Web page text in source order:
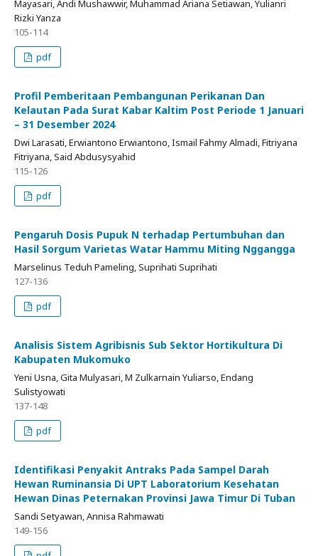
Mayasari, Andi Mushawwir, Muhammad Ariana Setiawan, Yulianri
Rizki Yanza
105-114
pdf
Profil Pemberitaan Pembangunan Perikanan Dan
Kelautan Pada Surat Kabar Kaltim Post Periode 1 Januari
– 31 Desember 2024
Dwi Larasati, Erwiantono Erwiantono, Ismail Fahmy Almadi, Fitriyana
Fitriyana, Said Abdusysyahid
115-126
pdf
Pengaruh Dosis Pupuk N terhadap Pertumbuhan dan
Hasil Sorgum Varietas Watar Hammu Miting Nggangga
Marselinus Teduh Pameling, Suprihati Suprihati
127-136
pdf
Analisis Sistem Agribisnis Sub Sektor Hortikultura Di
Kabupaten Mukomuko
Yeni Usna, Gita Mulyasari, M Zulkarnain Yuliarso, Endang
Sulistyowati
137-148
pdf
Identifikasi Penyakit Antraks Pada Sampel Darah
Hewan Ruminansia Di UPT Laboratorium Kesehatan
Hewan Dinas Peternakan Provinsi Jawa Timur Di Tuban
Sandi Setyawan, Annisa Rahmawati
149-156